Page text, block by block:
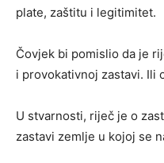
plate, zaštitu i legitimitet.
Čovjek bi pomislio da je
i provokativnoj zastavi. Ili
U stvarnosti, riječ je o
zastavi zemlje u kojoj se